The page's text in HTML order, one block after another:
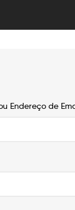
Endereço de